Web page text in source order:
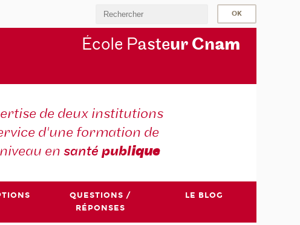
École Pasteur Cnam
de deux institutions
d'une formation de
en santé publique
QUESTIONS /
RÉPONSES
LE BLOG